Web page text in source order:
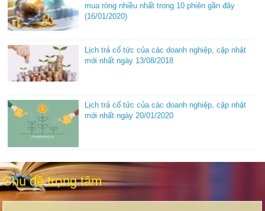
mua ròng nhiều nhất trong 10 phiên gần đây
(16/01/2020)
Lịch trả cổ tức của các doanh nghiệp, cập nhật
mới nhất ngày 13/08/2018
Lịch trả cổ tức của các doanh nghiệp, cập nhật
mới nhất ngày 20/01/2020
Chủ đề trọng tâm